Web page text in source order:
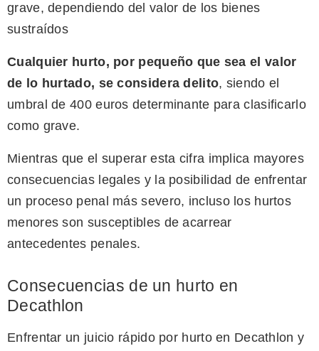
grave, dependiendo del valor de los bienes
sustraídos
Cualquier hurto, por pequeño que sea el valor
de lo hurtado, se considera delito, siendo el
umbral de 400 euros determinante para clasificarlo
como grave.
Mientras que el superar esta cifra implica mayores
consecuencias legales y la posibilidad de enfrentar
un proceso penal más severo, incluso los hurtos
menores son susceptibles de acarrear
antecedentes penales.
Consecuencias de un hurto en
Decathlon
Enfrentar un juicio rápido por hurto en Decathlon y